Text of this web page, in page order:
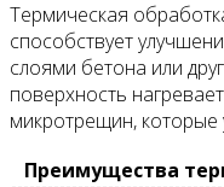
Термическая
способствует
слоями бетона или
поверхность
микротрещин, которые
Преимущества